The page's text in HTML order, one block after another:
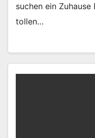
suchen ein
tollen…